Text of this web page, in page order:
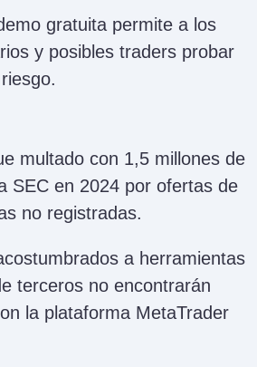
gratuita permite a los
y posibles traders probar
multado con 1,5 millones de
SEC en 2024 por ofertas de
no registradas.
a herramientas
terceros no encontrarán
la plataforma MetaTrader